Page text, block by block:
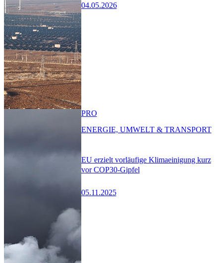
04.05.2026
EU erzielt vorläufige Klimaeinigung kurz
vor COP30-Gipfel
05.11.2025
PRO
ENERGIE, UMWELT & TRANSPORT